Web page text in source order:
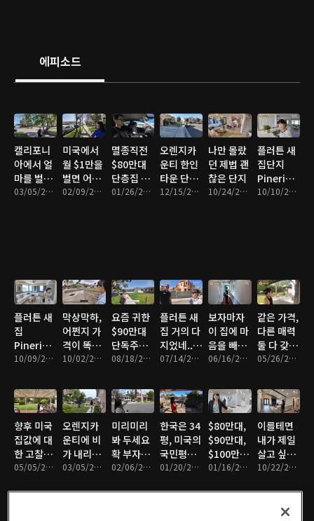
에피소드
캘리포니
아에서 얼
마를 벌어
야 집을 살
03/05/2026 • 12분
미국에서
월 $1만을
벌면 어떤
집을 살 수
02/09/2026 • 18분
멸종직전
$80만대
단층집 두
채 구출작
01/26/2026 • 14분
오렌지카
운티 한인
타운 단층
집? 이층12/15/2025 • 19분
나만 몰랐
던 제법 괜
찮은 단지
10/24/2025 • 20분
플러튼 새
집단지
타운홈. 저
10/10/2025 • 11분
플러튼 새
집
Pineridge
다녀왔습
습니다 요
즘은 집을
이렇게 짓
는군요
10/09/2025 • 19분
막상막하,
어쩐지 가
격이 똑같
더라
10/02/2025 • 16분
요즘 귀한
$90만대
단독주택
두 채 비교
08/18/2025 • 18분
플러튼 새
집 거의 다
지었네...
준비하세
는 새집은
빨리 살수
록 좋음
07/14/2025 • 8분
보자마자
이 집에 마
음을 빼앗
겼습니다
집도 괜찮
네? 갈팡
질팡 미국
집구경
06/16/2025 • 20분
같은 가격,
다른 매력
둘 다 갖고
싶네요 05/26/2025 • 18분
향후 미국
집값에 대
한 고찰과
플러튼 새
보기
05/05/2025 • 12분
오렌지카
운티에 비
가 내리면
저희는 제
네 집구경
03/05/2025 • 10분
미리미리
봐 두세요
확 부자되
기 전에02/06/2025 • 21분
한국은 34
평, 미국의
국민평형
은?
01/20/2025 • 8분
$80만대,
$90만대,
$100만이
상, 오픈하
01/16/2025 • 15분
이를테면
내가 제일
살고 싶은
집이랄까10/22/2024 • 10분